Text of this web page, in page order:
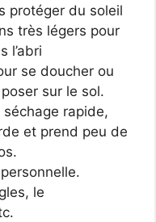
protéger du soleil
très légers pour
l’abri
se doucher ou
sur le sol.
rapide,
et prend peu de
le